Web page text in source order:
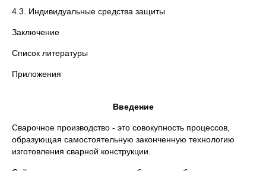
4.3. Индивидуальные средства защиты
Заключение
Список литературы
Приложения
Введение
Сварочное производство - это совокупность процессов,
образующая самостоятельную законченную технологию
изготовления сварной конструкции.